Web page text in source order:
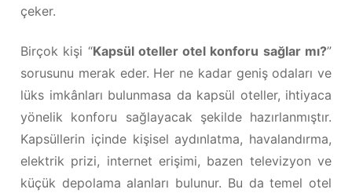
çeker.
Birçok kişi “Kapsül oteller otel konforu sağlar mı?”
sorusunu merak eder. Her ne kadar geniş odaları ve
lüks imkânları bulunmasa da kapsül oteller, ihtiyaca
yönelik konforu sağlayacak şekilde hazırlanmıştır.
Kapsüllerin içinde kişisel aydınlatma, havalandırma,
elektrik prizi, internet erişimi, bazen televizyon ve
küçük depolama alanları bulunur. Bu da temel otel